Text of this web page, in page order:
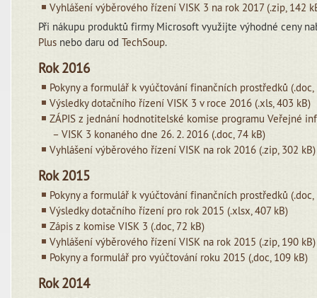
Vyhlášení výběrového řízení VISK 3 na rok 2017 (.zip, 142
Při nákupu produktů firmy Microsoft využijte výhodné ceny
Plus nebo daru odTechSoup.
Rok 2016
Pokyny a formulář k vyúčtování finančních prostředků (.doc,
Výsledky dotačního řízení VISK 3 v roce 2016 (.xls, 403 kB)
ZÁPIS z jednání hodnotitelské komise programu Veřejné
– VISK 3 konaného dne 26. 2. 2016 (.doc, 74 kB)
Vyhlášení výběrového řízení VISK na rok 2016 (.zip, 302 kB)
Rok 2015
Pokyny a formulář k vyúčtování finančních prostředků (.doc,
Výsledky dotačního řízení pro rok 2015 (.xlsx, 407 kB)
Zápis z komise VISK 3 (.doc, 72 kB)
Vyhlášení výběrového řízení VISK na rok 2015 (.zip, 190 kB)
Pokyny a formulář pro vyúčtování roku 2015 (,doc, 109 kB)
Rok 2014